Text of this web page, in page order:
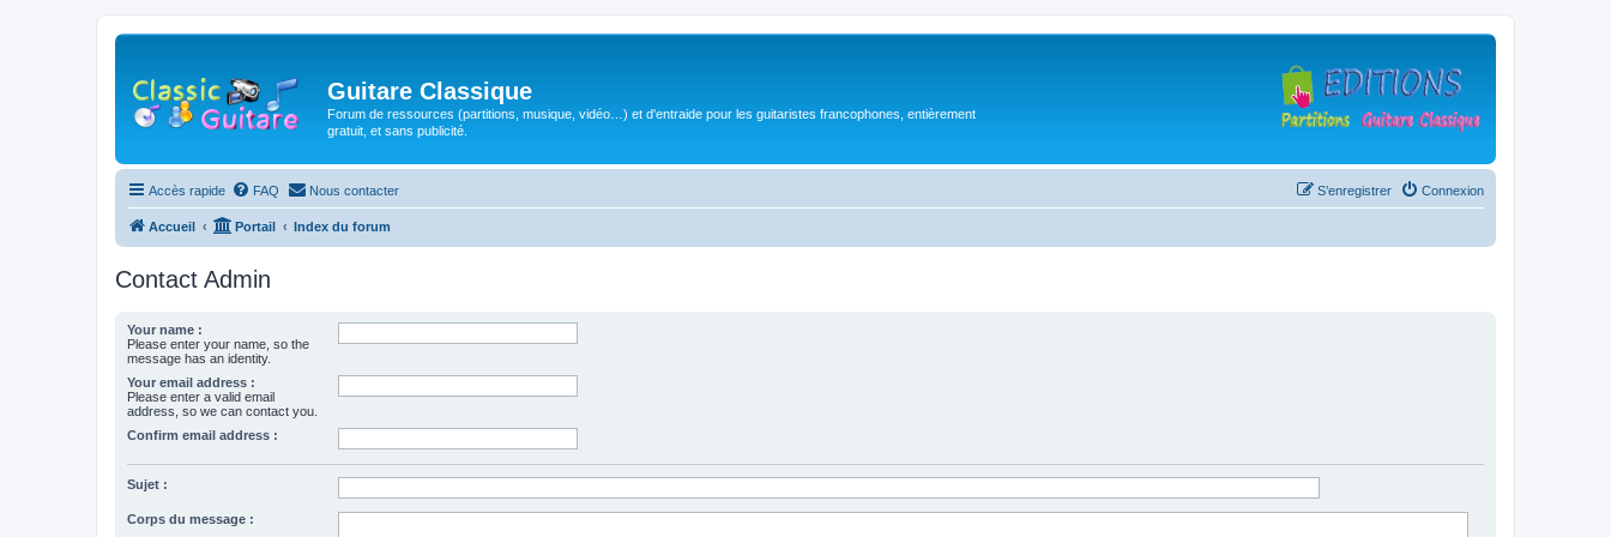
Guitare Classique
Forum de ressources (partitions, musique, vidéo…) et d'entraide pour les guitaristes francophones, entièrement
gratuit, et sans publicité.
Accès rapide FAQ Nous contacter Connexion
S’enregistrer
Accueil Portail Index du forum
Contact Admin
Your name :
Please enter your name, so the
message has an identity.
Your email address :
Please enter a valid email
address, so we can contact you.
Confirm email address :
Sujet :
Corps du message :